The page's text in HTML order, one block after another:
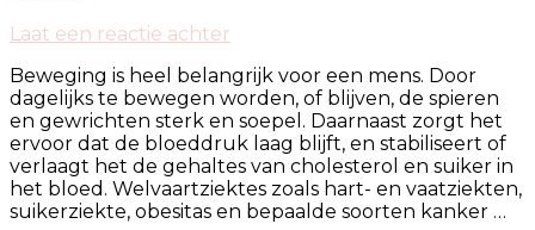
Laat een reactie achter
veel
moet
je
dagelijks
wandelen
om
af
Beweging is heel belangrijk voor een mens. Door
dagelijks te bewegen worden, of blijven, de spieren
en gewrichten sterk en soepel. Daarnaast zorgt het
ervoor dat de bloeddruk laag blijft, en stabiliseert of
verlaagt het de gehaltes van cholesterol en suiker in
het bloed. Welvaartziektes zoals hart- en vaatziekten,
suikerziekte, obesitas en bepaalde soorten kanker …